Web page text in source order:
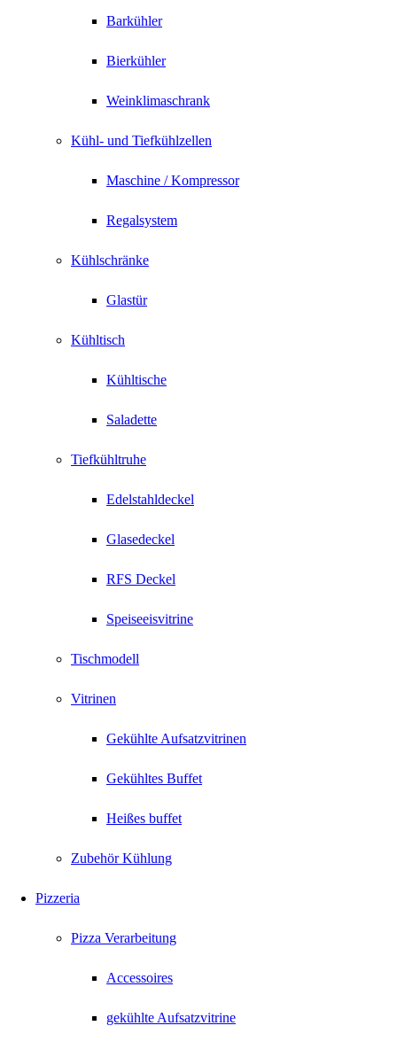
Barkühler
Bierkühler
Weinklimaschrank
Kühl- und Tiefkühlzellen
Maschine / Kompressor
Regalsystem
Kühlschränke
Glastür
Kühltisch
Kühltische
Saladette
Tiefkühltruhe
Edelstahldeckel
Glasedeckel
RFS Deckel
Speiseeisvitrine
Tischmodell
Vitrinen
Gekühlte Aufsatzvitrinen
Gekühltes Buffet
Heißes buffet
Zubehör Kühlung
Pizzeria
Pizza Verarbeitung
Accessoires
gekühlte Aufsatzvitrine